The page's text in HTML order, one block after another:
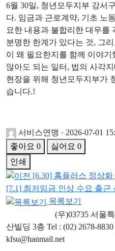
6월 30일, 청년모두지부 강서
다. 임금과 근로계약, 기초 노
요한 내용과 불합리한 대우를
분명한 한계가 있다는 것, 그
이 왜 필요한지를 함께 이야
않아도 되는 일터, 법의 사각
현장을 위해 청년모두지부가
습니다.!
서비스연맹 · 2026-07-01
좋아요 0 싫어요 0
인쇄
[6.30] 홈플러스 정상
[7.1] 최저임금 인상 수요 출근
목록보기
ㅤ ㅤ ㅤㅤ(우)03735 서울
산빌딩 3층 Tel : (02) 2678-
kfsu@hanmail.net